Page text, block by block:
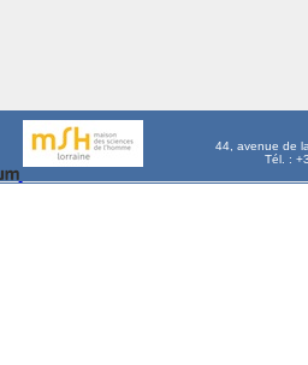
44, avenue de
Tél. :